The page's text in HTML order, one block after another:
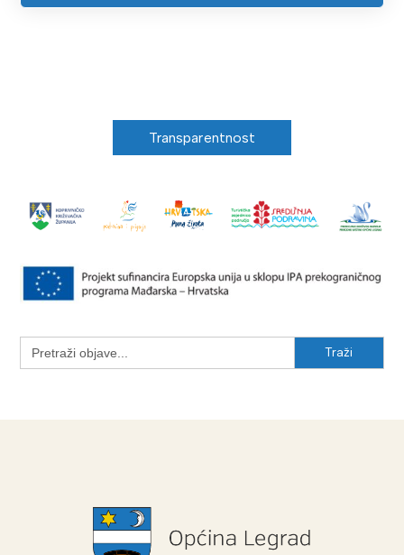
Transparentnost
Search
for: